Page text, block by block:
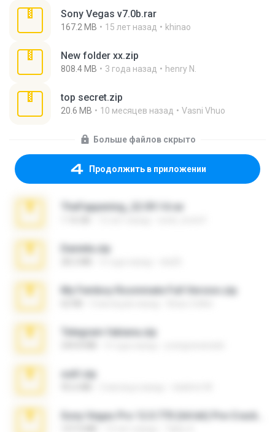
Sony Vegas v7.0b.rar
167.2 MB 15 лет назад khinao
New folder xx.zip
808.4 MB 3 года назад henry N.
top secret.zip
20.6 MB 10 месяцев назад Vasni Vhuo
Больше файлов скрыто
Продолжить в приложении
TheFappening_22.09.14.rar
Daniela.zip
My Femboy Roommate Full Version.zip
Telegram fabiana.zip
ouh!.zip